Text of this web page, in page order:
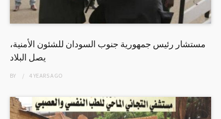
مستشار رئيس جمهورية جنوب السودان للشئون الأمنية،
يصل البلاد
BY 4 YEARSAGO